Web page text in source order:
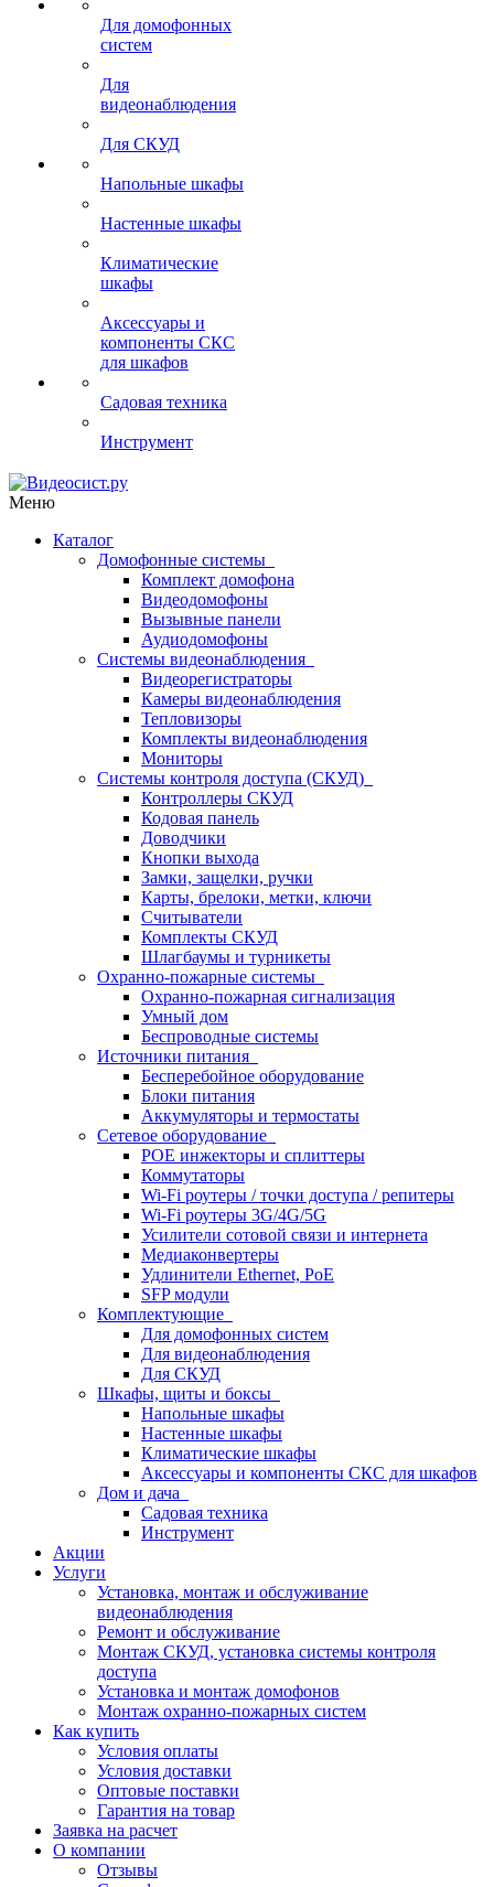
Для домофонных
систем
Для
видеонаблюдения
Для СКУД
Напольные шкафы
Настенные шкафы
Климатические
шкафы
Аксессуары и
компоненты СКС
для шкафов
Садовая техника
Инструмент
Меню
Каталог
Домофонные системы
Комплект домофона
Видеодомофоны
Вызывные панели
Аудиодомофоны
Системы видеонаблюдения
Видеорегистраторы
Камеры видеонаблюдения
Тепловизоры
Комплекты видеонаблюдения
Мониторы
Системы контроля доступа (СКУД)
Контроллеры СКУД
Кодовая панель
Доводчики
Кнопки выхода
Замки, защелки, ручки
Карты, брелоки, метки, ключи
Считыватели
Комплекты СКУД
Шлагбаумы и турникеты
Охранно-пожарные системы
Охранно-пожарная сигнализация
Умный дом
Беспроводные системы
Источники питания
Бесперебойное оборудование
Блоки питания
Аккумуляторы и термостаты
Сетевое оборудование
POE инжекторы и сплиттеры
Коммутаторы
Wi-Fi роутеры / точки доступа / репитеры
Wi-Fi роутеры 3G/4G/5G
Усилители сотовой связи и интернета
Медиаконвертеры
Удлинители Ethernet, PoE
SFP модули
Комплектующие
Для домофонных систем
Для видеонаблюдения
Для СКУД
Шкафы, щиты и боксы
Напольные шкафы
Настенные шкафы
Климатические шкафы
Аксессуары и компоненты СКС для шкафов
Дом и дача
Садовая техника
Инструмент
Акции
Услуги
Установка, монтаж и обслуживание
видеонаблюдения
Ремонт и обслуживание
Монтаж СКУД, установка системы контроля
доступа
Установка и монтаж домофонов
Монтаж охранно-пожарных систем
Как купить
Условия оплаты
Условия доставки
Оптовые поставки
Гарантия на товар
Заявка на расчет
О компании
Отзывы